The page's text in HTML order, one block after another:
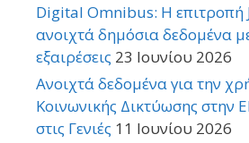
Digital Omnibus: Η επιτροπή
ανοιχτά δημόσια δεδομένα
εξαιρέσεις 23 Ιουνίου 2026
Ανοιχτά δεδομένα για την
Κοινωνικής Δικτύωσης στην
στις Γενιές 11 Ιουνίου 2026